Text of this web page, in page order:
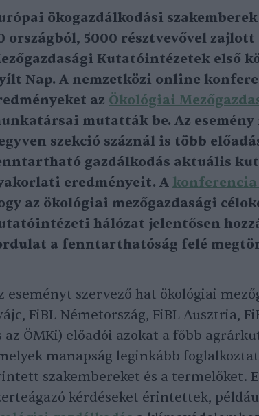
ökogazdálkodási
országból, 5000 résztvevővel
Kutatóintézetek első
Nap. A nemzetközi online
az Ökológiai
mutatták be. Az
szekció száznál is több
gazdálkodás aktuális
eredményeit. A
az ökológiai mezőgazdasági
hálózat jelentősen
a fenntarthatóság felé
eseményt szervező hat ökológiai
FiBL Németország, FiBL Ausztria,
az ÖMKi) előadói azokat a főbb
manapság leginkább
szakembereket és a termelőket.
kérdéseket érintettek,